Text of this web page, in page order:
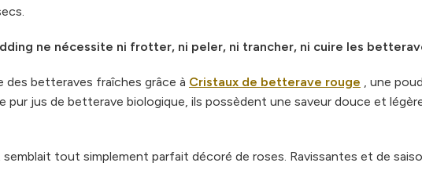
ne nécessite ni frotter, ni peler, ni trancher, ni cuire les
betteraves fraîches grâce à Cristaux de betterave rouge , une
pur jus de betterave biologique, ils possèdent une saveur douce et
tout simplement parfait décoré de roses. Ravissantes et de